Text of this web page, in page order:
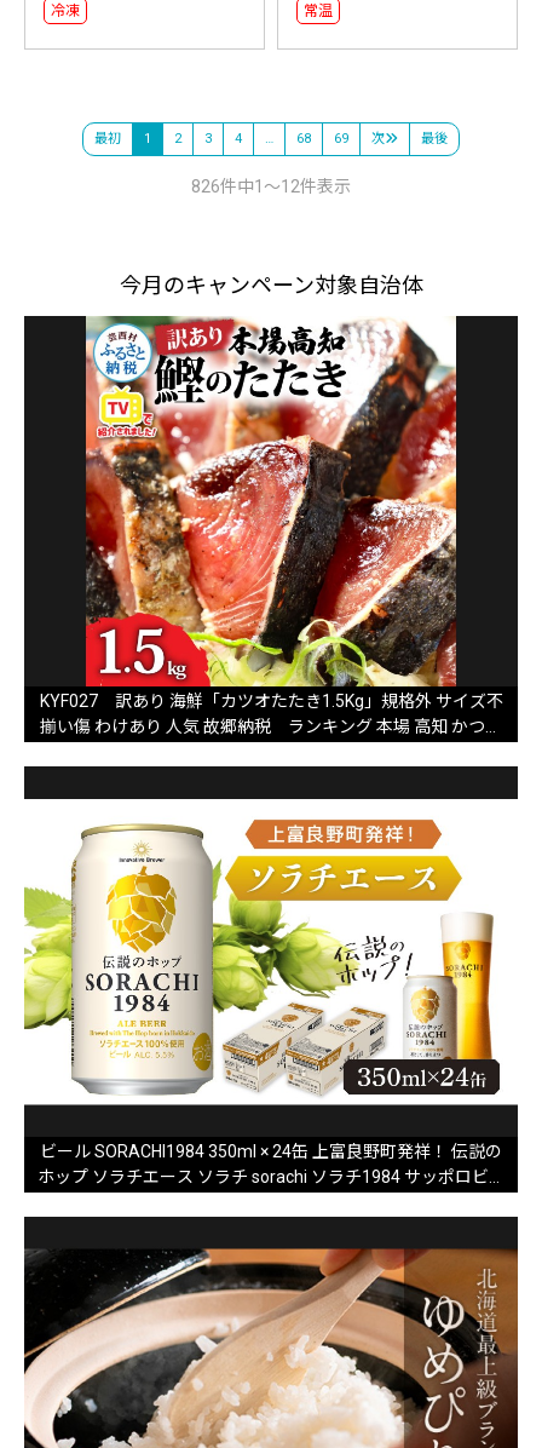
冷凍 常温
最初 1 2 3 4 … 68 69 次 最後
826件中1～12件表示
今月のキャンペーン対象自治体
KYF027 訳あり 海鮮「カツオたたき1.5Kg」規格外 サイズ不
揃い傷 わけあり 人気 故郷納税 ランキング 本場 高知 かつお
ビール SORACHI1984 350ml × 24缶 上富良野町発祥！ 伝説の
ホップ ソラチエース ソラチ sorachi ソラチ1984 サッポロビー